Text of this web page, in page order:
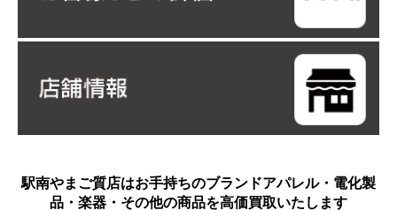
駅南やまご質店はお手持ちのブランドアパレル・電化製
品・楽器・その他の商品を高価買取いたします